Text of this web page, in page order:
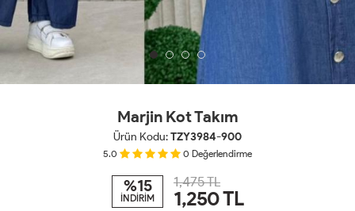
Marjin Kot Takım
Ürün Kodu:TZY3984-900
5.0 0 Değerlendirme
%15
İNDİRİM
1,475 TL
1,250TL